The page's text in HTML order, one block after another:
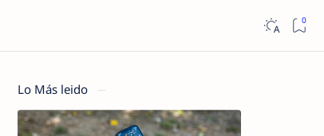
Lo Más leido